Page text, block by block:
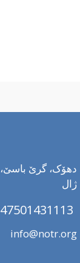
دهۆک، گرێ باسێ،
ژال
info@notr.org